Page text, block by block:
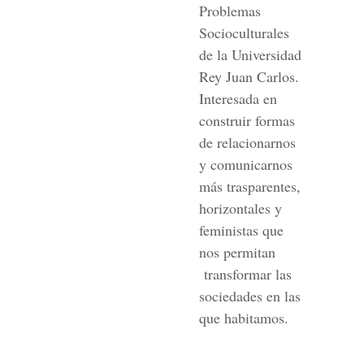
Problemas
Socioculturales
de la Universidad
Rey Juan Carlos.
Interesada en
construir formas
de relacionarnos
y comunicarnos
más trasparentes,
horizontales y
feministas que
nos permitan
transformar las
sociedades en las
que habitamos.